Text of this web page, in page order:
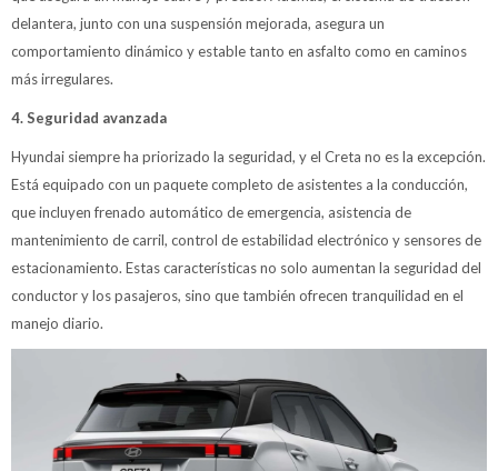
delantera, junto con una suspensión mejorada, asegura un
comportamiento dinámico y estable tanto en asfalto como en caminos
más irregulares.
4. Seguridad avanzada
Hyundai siempre ha priorizado la seguridad, y el Creta no es la excepción.
Está equipado con un paquete completo de asistentes a la conducción,
que incluyen frenado automático de emergencia, asistencia de
mantenimiento de carril, control de estabilidad electrónico y sensores de
estacionamiento. Estas características no solo aumentan la seguridad del
conductor y los pasajeros, sino que también ofrecen tranquilidad en el
manejo diario.